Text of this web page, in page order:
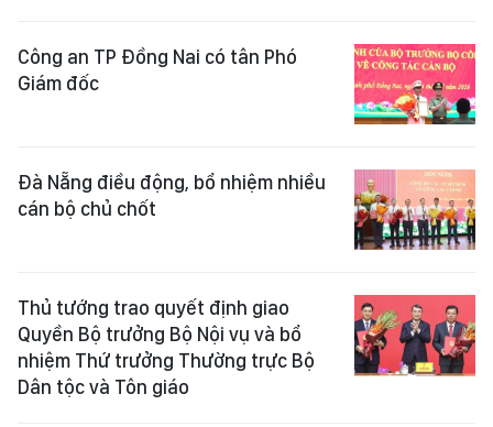
Công an TP Đồng Nai có tân Phó
Giám đốc
Đà Nẵng điều động, bổ nhiệm nhiều
cán bộ chủ chốt
Thủ tướng trao quyết định giao
Quyền Bộ trưởng Bộ Nội vụ và bổ
nhiệm Thứ trưởng Thường trực Bộ
Dân tộc và Tôn giáo